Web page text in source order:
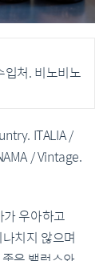
처. 비노비노
ITALIA /
/ Vintage.
가 우아하고
치지 않으며